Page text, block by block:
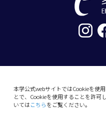
本学公式webサイトではCookieを使
とで、Cookieを使用することを許可
いてはこちらをご覧ください。
10-13 Dogo-Himata,